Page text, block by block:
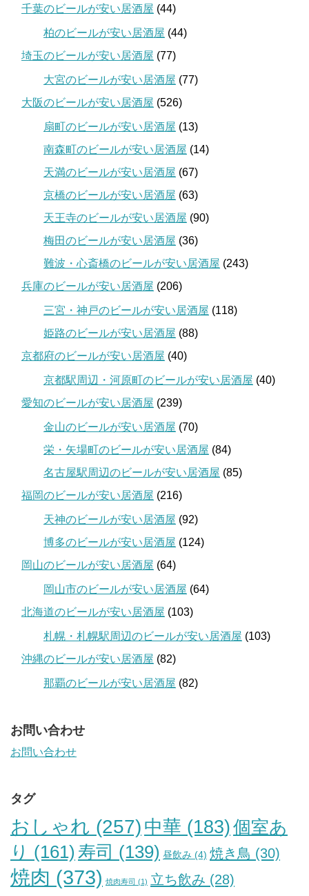
千葉のビールが安い居酒屋 (44)
柏のビールが安い居酒屋 (44)
埼玉のビールが安い居酒屋 (77)
大宮のビールが安い居酒屋 (77)
大阪のビールが安い居酒屋 (526)
扇町のビールが安い居酒屋 (13)
南森町のビールが安い居酒屋 (14)
天満のビールが安い居酒屋 (67)
京橋のビールが安い居酒屋 (63)
天王寺のビールが安い居酒屋 (90)
梅田のビールが安い居酒屋 (36)
難波・心斎橋のビールが安い居酒屋 (243)
兵庫のビールが安い居酒屋 (206)
三宮・神戸のビールが安い居酒屋 (118)
姫路のビールが安い居酒屋 (88)
京都府のビールが安い居酒屋 (40)
京都駅周辺・河原町のビールが安い居酒屋 (40)
愛知のビールが安い居酒屋 (239)
金山のビールが安い居酒屋 (70)
栄・矢場町のビールが安い居酒屋 (84)
名古屋駅周辺のビールが安い居酒屋 (85)
福岡のビールが安い居酒屋 (216)
天神のビールが安い居酒屋 (92)
博多のビールが安い居酒屋 (124)
岡山のビールが安い居酒屋 (64)
岡山市のビールが安い居酒屋 (64)
北海道のビールが安い居酒屋 (103)
札幌・札幌駅周辺のビールが安い居酒屋 (103)
沖縄のビールが安い居酒屋 (82)
那覇のビールが安い居酒屋 (82)
お問い合わせ
お問い合わせ
タグ
おしゃれ (257) 中華 (183)個室あ
り (161) 寿司 (139) 昼飲み (4) 焼き鳥 (30)
焼肉 (373) 焼肉寿司 (1) 立ち飲み (28)